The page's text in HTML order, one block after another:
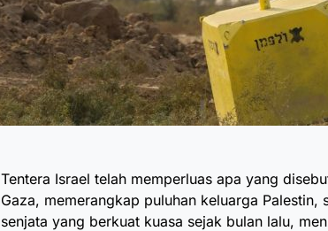
Tentera Israel telah memperluas apa yang
Gaza, memerangkap puluhan keluarga
senjata yang berkuat kuasa sejak bulan lalu,